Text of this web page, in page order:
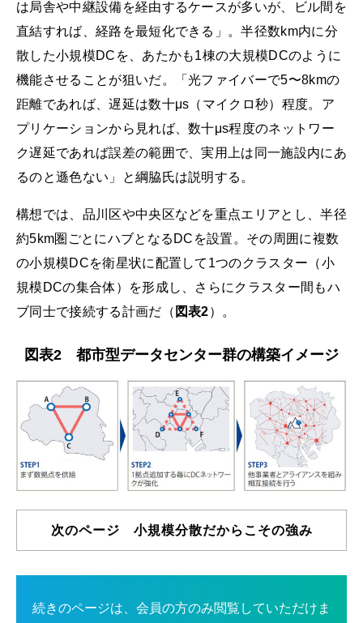
は局舎や中継設備を経由するケースが多いが、ビル間を
直結すれば、経路を最短化できる」。半径数km内に分
散した小規模DCを、あたかも1棟の大規模DCのように
機能させることが狙いだ。「光ファイバーで5〜8kmの
距離であれば、遅延は数十μs（マイクロ秒）程度。ア
プリケーションから見れば、数十μs程度のネットワー
ク遅延であれば誤差の範囲で、実用上は同一施設内にあ
るのと遜色ない」と綱脇氏は説明する。
構想では、品川区や中央区などを重点エリアとし、半径
約5km圏ごとにハブとなるDCを設置。その周囲に複数
の小規模DCを衛星状に配置して1つのクラスター（小
規模DCの集合体）を形成し、さらにクラスター間もハ
ブ同士で接続する計画だ（ 図表2）。
図表2 都市型データセンター群の構築イメージ
次のページ 小規模分散だからこその強み
続きのページは、会員の方のみ閲覧していただけま